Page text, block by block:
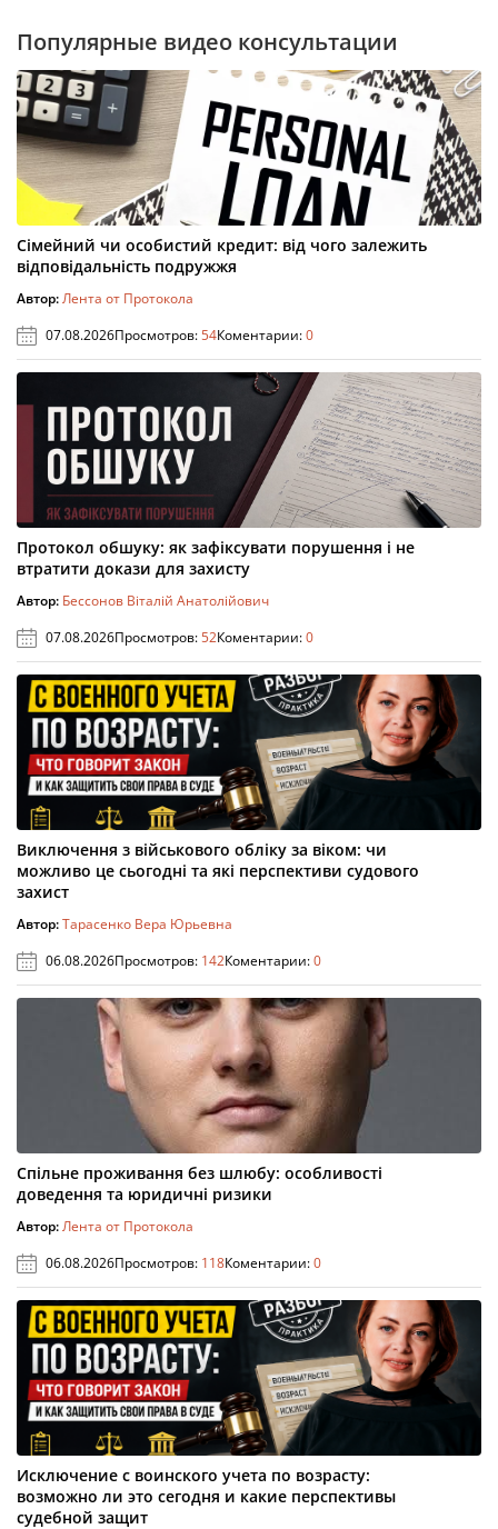
Популярные видео консультации
Сімейний чи особистий кредит: від чого залежить
відповідальність подружжя
Автор:Лента от Протокола
07.08.2026Просмотров:54Коментарии:0
Протокол обшуку: як зафіксувати порушення і не
втратити докази для захисту
Автор: Бессонов Віталій Анатолійович
07.08.2026Просмотров:52Коментарии:0
Виключення з військового обліку за віком: чи
можливо це сьогодні та які перспективи судового
захист
Автор:Тарасенко Вера Юрьевна
06.08.2026Просмотров: 142Коментарии:0
Спільне проживання без шлюбу: особливості
доведення та юридичні ризики
Автор:Лента от Протокола
06.08.2026Просмотров: 118Коментарии:0
Исключение с воинского учета по возрасту:
возможно ли это сегодня и какие перспективы
судебной защит